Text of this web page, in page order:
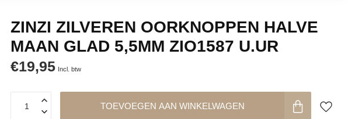
ZINZI ZILVEREN OORKNOPPEN HALVE
MAAN GLAD 5,5MM ZIO1587 U.UR
€19,95 Incl. btw
TOEVOEGEN AAN WINKELWAGEN